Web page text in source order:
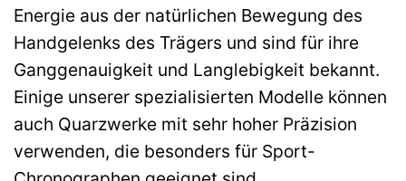
Energie aus der natürlichen Bewegung des
Handgelenks des Trägers und sind für ihre
Ganggenauigkeit und Langlebigkeit bekannt.
Einige unserer spezialisierten Modelle können
auch Quarzwerke mit sehr hoher Präzision
verwenden, die besonders für Sport-